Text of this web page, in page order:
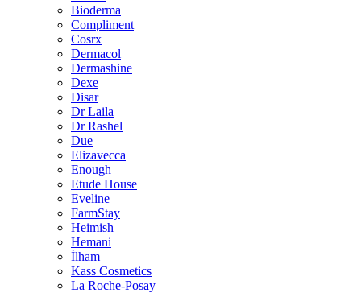
Bioderma
Compliment
Cosrx
Dermacol
Dermashine
Dexe
Disar
Dr Laila
Dr Rashel
Due
Elizavecca
Enough
Etude House
Eveline
FarmStay
Heimish
Hemani
İlham
Kass Cosmetics
La Roche-Posay